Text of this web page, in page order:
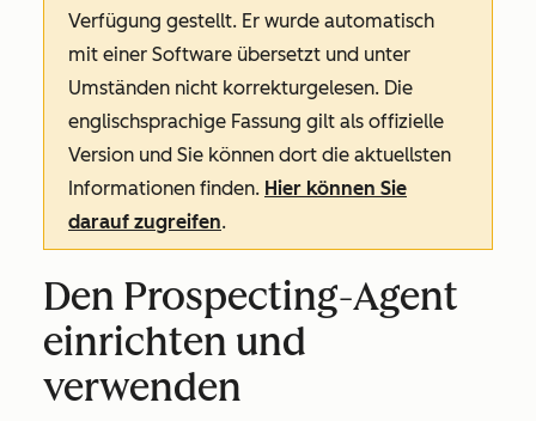
Verfügung gestellt. Er wurde automatisch
mit einer Software übersetzt und unter
Umständen nicht korrekturgelesen. Die
englischsprachige Fassung gilt als offizielle
Version und Sie können dort die aktuellsten
Informationen finden. Hier können Sie
darauf zugreifen.
Den Prospecting-Agent
einrichten und
verwenden